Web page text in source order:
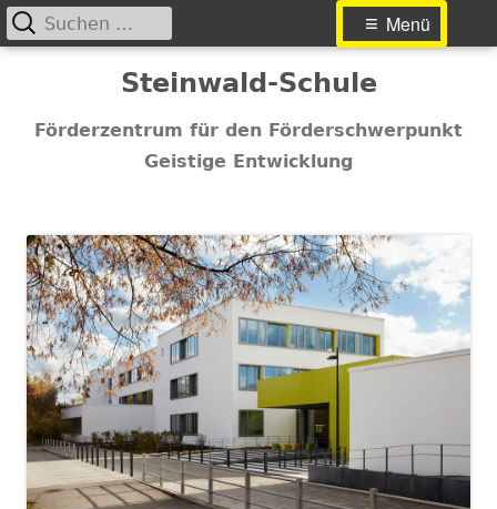
Inhalt
Steinwald-Schule
Förderzentrum für den Förderschwerpunkt
Geistige Entwicklung
Primäres
Menü
Suchen
nach: